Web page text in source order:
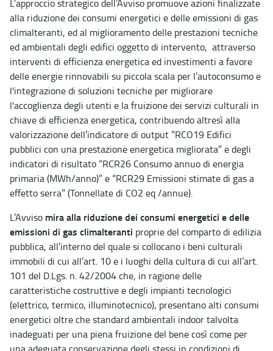
L’approccio strategico dell’Avviso promuove azioni finalizzate
alla riduzione dei consumi energetici e delle emissioni di gas
climalteranti, ed al miglioramento delle prestazioni tecniche
ed ambientali degli edifici oggetto di intervento, attraverso
interventi di efficienza energetica ed investimenti a favore
delle energie rinnovabili su piccola scala per l’autoconsumo e
l'integrazione di soluzioni tecniche per migliorare
l'accoglienza degli utenti e la fruizione dei servizi culturali in
chiave di efficienza energetica, contribuendo altresì alla
valorizzazione dell’indicatore di output “RCO19 Edifici
pubblici con una prestazione energetica migliorata” e degli
indicatori di risultato “RCR26 Consumo annuo di energia
primaria (MWh/anno)” e “RCR29 Emissioni stimate di gas a
effetto serra” (Tonnellate di CO2 eq /annue).
L’Avviso mira alla riduzione dei consumi energetici e delle
emissioni di gas climalteranti proprie del comparto di edilizia
pubblica, all’interno del quale si collocano i beni culturali
immobili di cui all’art. 10 e i luoghi della cultura di cui all’art.
101 del D.Lgs. n. 42/2004 che, in ragione delle
caratteristiche costruttive e degli impianti tecnologici
(elettrico, termico, illuminotecnico), presentano alti consumi
energetici oltre che standard ambientali indoor talvolta
inadeguati per una piena fruizione del bene così come per